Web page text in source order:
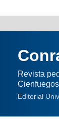
Revista
Editorial